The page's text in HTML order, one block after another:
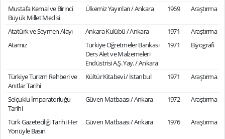
Mustafa Kemal ve Birinci
Büyük Millet Meclisi
Ülkemiz Yayınları / Ankara 1969 Araştırma
Atatürk ve Seymen Alayı Ankara Kulübü / Ankara 1971
Araştırma
Atamız
Türkiye Öğretmeler Bankası
Ders Alet ve Malzemeleri
Endüstrisi A.Ş. Yay. / Ankara
1971 Biyografi
Türkiye Turizm Rehberi ve
Anıtlar Tarihi
Kültür Kitabevi / İstanbul 1971 Araştırma
Selçuklu İmparatorluğu
Tarihi
Güven Matbaası / Ankara 1972 Araştırma
Türk Gazeteciliği Tarihi Her
Yönüyle Basın
Güven Matbaası / Ankara 1976 Araştırma